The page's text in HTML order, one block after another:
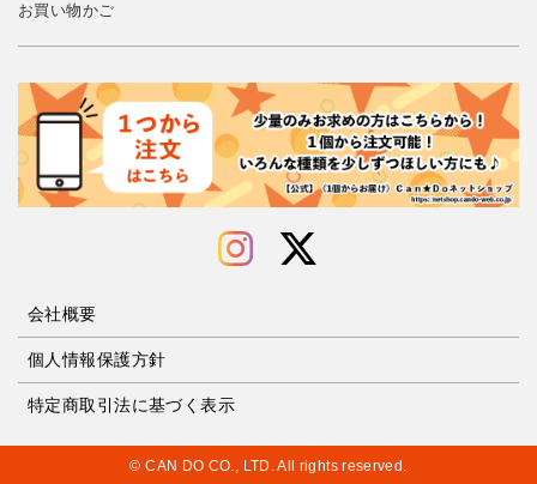
お買い物かご
会社概要
個人情報保護方針
特定商取引法に基づく表示
© CAN DO CO., LTD. All rights reserved.